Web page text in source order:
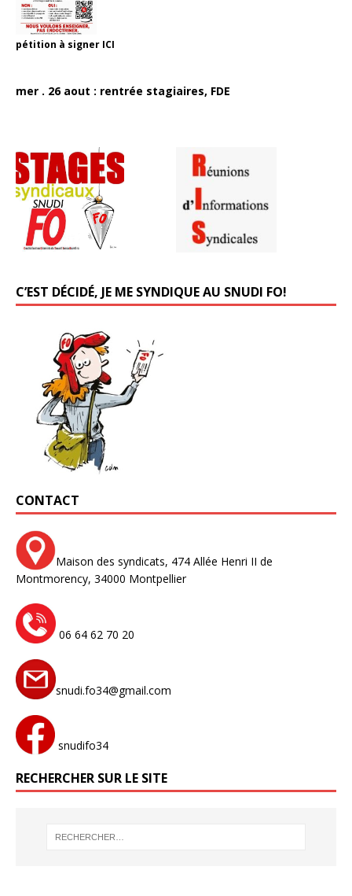
pétition à signer ICI
mer . 26 aout : rentrée stagiaires, FDE
C’EST DÉCIDÉ, JE ME SYNDIQUE AU SNUDI FO!
CONTACT
Maison des syndicats, 474 Allée Henri II de
Montmorency, 34000 Montpellier
06 64 62 70 20
snudi.fo34@gmail.com
snudifo34
RECHERCHER SUR LE SITE